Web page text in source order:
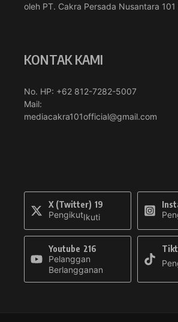
oleh PT. Cakra Persada Nusantara 101
KONTAK KAMI
No. HP: +62 812-7282-5007
Mail:
mediacakra101official@gmail.com
X (Twitter) 19
PengikutIkuti
Youtube 216
Pelanggan
Berlangganan